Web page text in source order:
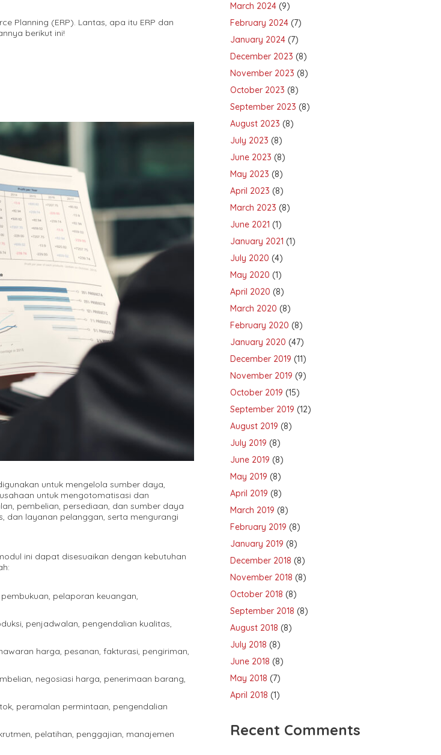
Planning (ERP). Lantas, apa itu ERP dan
berikut ini!
untuk mengelola sumber daya,
untuk mengotomatisasi dan
pembelian, persediaan, dan sumber daya
dan layanan pelanggan, serta mengurangi
ini dapat disesuaikan dengan kebutuhan
pelaporan keuangan,
penjadwalan, pengendalian kualitas,
harga, pesanan, fakturasi, pengiriman,
negosiasi harga, penerimaan barang,
peramalan permintaan, pengendalian
pelatihan, penggajian, manajemen
March 2024 (9)
February 2024 (7)
January 2024 (7)
December 2023 (8)
November 2023 (8)
October 2023 (8)
September 2023 (8)
August 2023 (8)
July 2023 (8)
June 2023 (8)
May 2023 (8)
April 2023 (8)
March 2023 (8)
June 2021 (1)
January 2021 (1)
July 2020 (4)
May 2020 (1)
April 2020 (8)
March 2020 (8)
February 2020 (8)
January 2020 (47)
December 2019 (11)
November 2019 (9)
October 2019 (15)
September 2019 (12)
August 2019 (8)
July 2019 (8)
June 2019 (8)
May 2019 (8)
April 2019 (8)
March 2019 (8)
February 2019 (8)
January 2019 (8)
December 2018 (8)
November 2018 (8)
October 2018 (8)
September 2018 (8)
August 2018 (8)
July 2018 (8)
June 2018 (8)
May 2018 (7)
April 2018 (1)
Recent Comments